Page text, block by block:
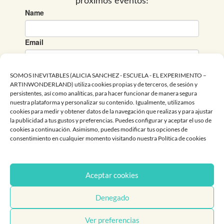
SOMOS INEVITABLES (ALICIA SANCHEZ - ESCUELA - EL EXPERIMENTO –
ARTINWONDERLAND) utiliza cookies propias y de terceros, de sesión y
persistentes, así como analíticas, para hacer funcionar de manera segura
nuestra plataforma y personalizar su contenido. Igualmente, utilizamos
cookies para medir y obtener datos de la navegación que realizas y para ajustar
la publicidad a tus gustos y preferencias. Puedes configurar y aceptar el uso de
cookies a continuación. Asimismo, puedes modificar tus opciones de
consentimiento en cualquier momento visitando nuestra Política de cookies
Aceptar cookies
Denegado
Ver preferencias
Copyright © 2025 Alicia Sánchez Pérez